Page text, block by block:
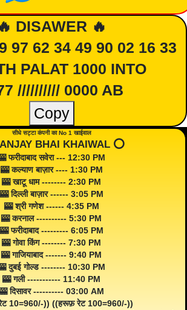
DISAWER 🔥
97 62 34 49 90 02 16 33
PALAT 1000 INTO
////////// 0000 AB
Copy
सीधे सट्टा कंपनी का No 1 खाईवाल
BHAI KHAIWAL ⭕️
फरीदाबाद सवेरा --- 12:30 PM
🎰 कल्याण बाज़ार ---- 1:30 PM
🎰 खाटू धाम -------- 2:30 PM
🎰 दिल्ली बाज़ार ------ 3:05 PM
🎰 श्री गणेश ------ 4:35 PM
🎰 करनाल ---------- 5:30 PM
🎰 फरीदाबाद --------- 6:05 PM
🎰 गोवा किंग -------- 7:30 PM
🎰 गाजियाबाद ------- 9:40 PM
दुबई गोल्ड -------- 10:30 PM
🎰 गली ----------- 11:40 PM
🎰 दिसावर ---------- 03:00 AM
10=960/-)) ((हरूफ़ रेट 100=960/-))